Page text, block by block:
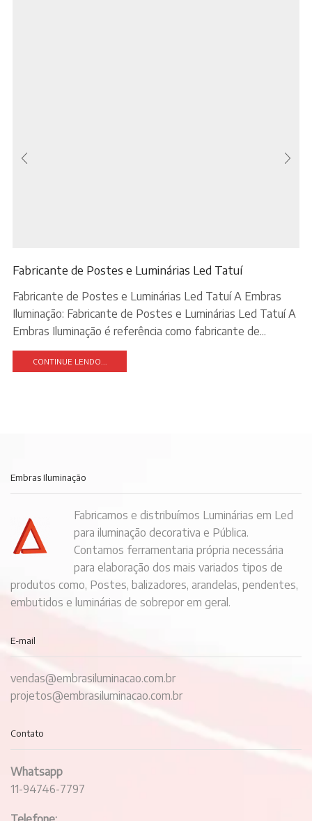
Fabricante de Postes e Luminárias Led Tatuí
Fabricante de Postes e Luminárias Led Tatuí A Embras
Iluminação: Fabricante de Postes e Luminárias Led Tatuí A
Embras Iluminação é referência como fabricante de...
CONTINUE LENDO...
Embras Iluminação
Fabricamos e distribuímos Luminárias em Led
para iluminação decorativa e Pública.
Contamos ferramentaria própria necessária
para elaboração dos mais variados tipos de
produtos como, Postes, balizadores, arandelas, pendentes,
embutidos e luminárias de sobrepor em geral.
E-mail
vendas@embrasiluminacao.com.br
projetos@embrasiluminacao.com.br
Contato
Whatsapp
11-94746-7797